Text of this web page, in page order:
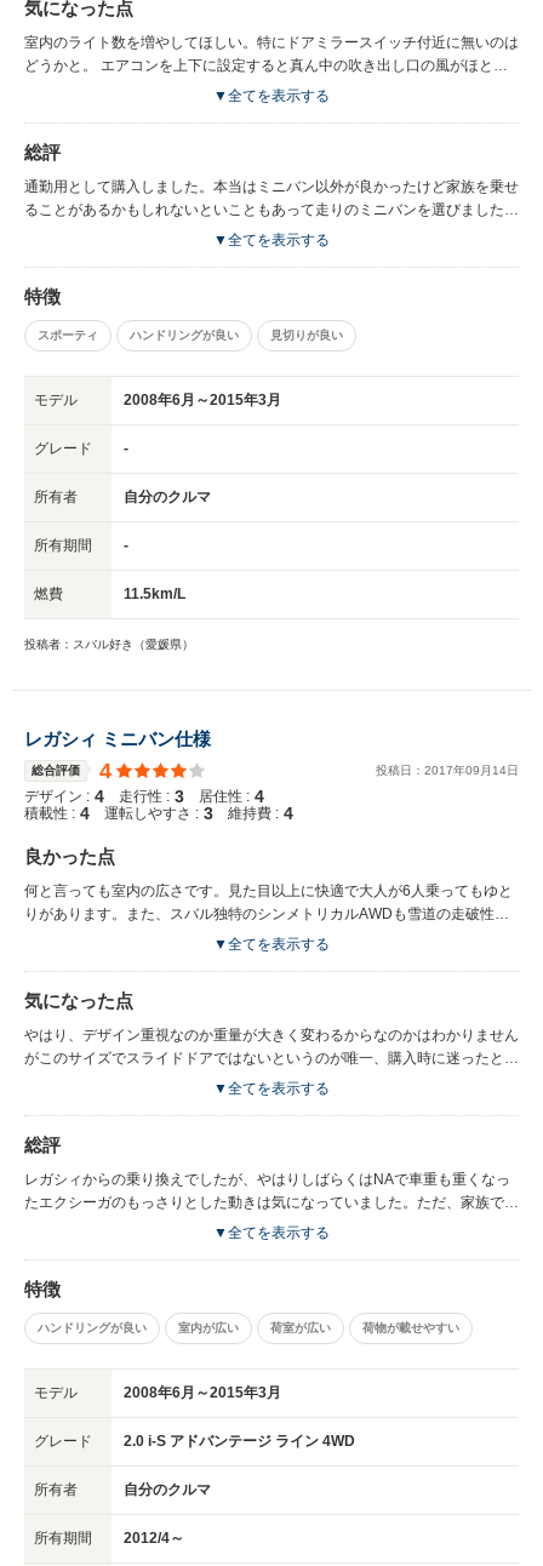
気になった点
室内のライト数を増やしてほしい。特にドアミラースイッチ付近に無いのは
どうかと。 エアコンを上下に設定すると真ん中の吹き出し口の風がほとん
▼全てを表示する
総評
通勤用として購入しました。本当はミニバン以外が良かったけど家族を乗せ
ることがあるかもしれないといこともあって走りのミニバンを選びました。
スバルということもあって走りには物凄く満足してます。お勧めな車です
しいです。それ以外は大変良くできた車です。
▼全てを表示する
特徴
スポーティ ハンドリングが良い 見切りが良い
モデル 2008年6月～2015年3月
グレード -
所有者 自分のクルマ
所有期間 -
燃費 11.5km/L
投稿者：スバル好き（愛媛県）
レガシィ ミニバン仕様
総合評価 4 投稿日： 2017年09 月 14日
デザイン : 4 走行性 : 3 居住性 : 4
積載性 : 4 運転しやすさ : 3 維持費 : 4
良かった点
何と言っても室内の広さです。見た目以上に快適で大人が6人乗ってもゆと
りがあります。また、スバル独特のシンメトリカルAWDも雪道の走破性の
▼全てを表示する
気になった点
やはり、デザイン重視なのか重量が大きく変わるからなのかはわかりません
がこのサイズでスライドドアではないというのが唯一、購入時に迷ったとこ
ろでした。競合したのはオデッセイで走りの面や室内の広さ、スライドドア
り、全体的には気に入ってましたがスライドドアではないことと内装のおも
ちゃ感が気になり決断出来ずにいました。特別仕様車が出てキャンペーン中
だったのが決め手になりました。
▼全てを表示する
総評
レガシィからの乗り換えでしたが、やはりしばらくはNAで車重も重くなっ
たエクシーガのもっさりとした動きは気になっていました。ただ、家族でで
かけたときの快適さは買ってよかったと感じています。アフターパーツもも
を交えたSUVになったためそこは残念ではありますが、ここまでこだわっ
ている部分があるのであればスライドドアではなくスポーティーな形を今後
も貫いて欲しいと思います。
▼全てを表示する
特徴
ハンドリングが良い 室内が広い 荷室が広い 荷物が載せやすい
モデル 2008年6月～2015年3月
グレード 2.0 i-S アドバンテージ ライン 4WD
所有者 自分のクルマ
所有期間 2012/4～